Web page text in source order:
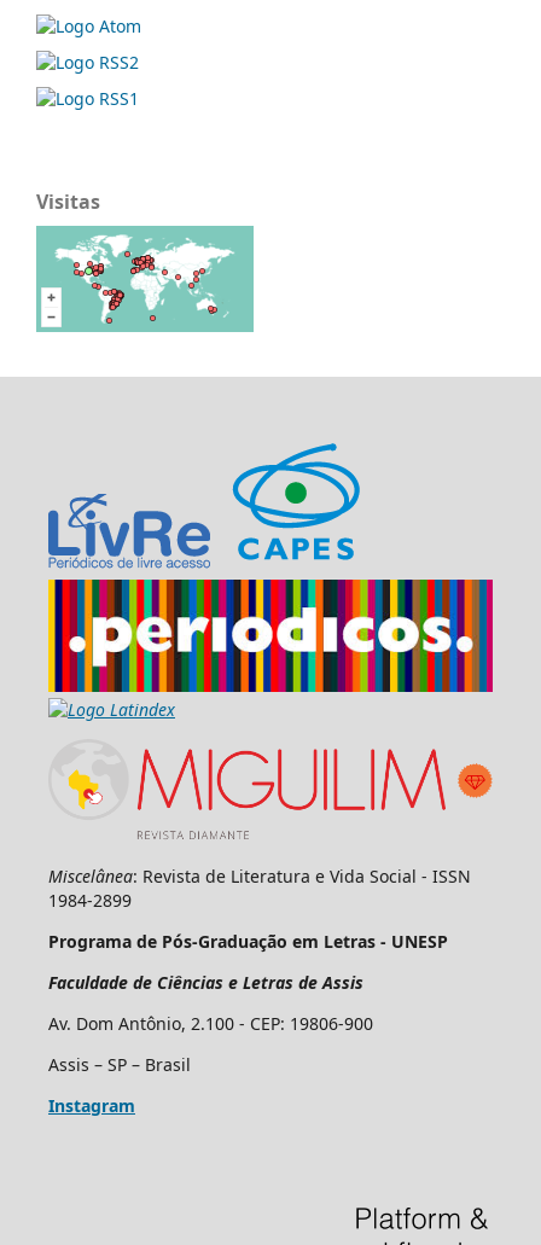
Visitas
Miscelânea: Revista de Literatura e Vida Social - ISSN
1984-2899
Programa de Pós-Graduação em Letras - UNESP
Faculdade de Ciências e Letras de Assis
Av. Dom Antônio, 2.100 - CEP: 19806-900
Assis – SP – Brasil
Instagram